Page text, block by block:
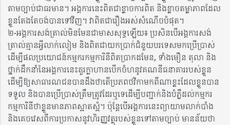
តាមច្បាប់ជាធរមាន។ អង្គការនេះពិតជាខ្លាចការពិត និងខ្លាចតម្លាភាពដែល
ខ្លួនតែងតែចង់បានទៅវិញ។ វាពិតជារឿងអស់សំណើចបំផុត។
២-អង្គការសង់ត្រាល់មិនមែនជាមាសសុទ្ធឡើយ៖ ប្រសិនបើអង្គការសង់
ត្រាល់គ្មានអ្វីលាក់លៀម និងពិតជាយកប្រាក់ជំនួយបរទេសមកប្រើប្រាស់
ដើម្បីផលប្រយោជន៍កម្មករកម្មការិនីពិតប្រាកដមែន, ទាំងមឿន តុលា និង
ថ្នាក់ដឹកនាំនៃអង្គការនេះគួរក្លាហានបើកចំហនូវគណនីធនាគាររបស់ខ្លួន
ដើម្បីឱ្យសាធារណជនបានដឹងថាតើប្រភពថវិកាមកពីណាខ្លះដែលខ្លួនបាន
ទទួល និងបានប្រើប្រាស់ត្រឹមត្រូវដែរឬទេដើម្បីបញ្ជាក់និងបំភ្លឺដល់កម្មករ
កម្មការិនីថាខ្លួនមានភាពស្អាតស្អំ។ ប៉ុន្តែបើអង្គការនេះព្យាយាមលាក់បាំង
និងគេចវេសពីការប្រកាសនូវហិរញ្ញវត្ថុរបស់ខ្លួនទៅតាមច្បាប់ មានន័យថា​